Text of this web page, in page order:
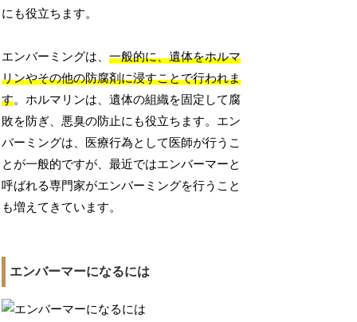
にも役立ちます。
エンバーミングは、一般的に、遺体をホルマ
リンやその他の防腐剤に浸すことで行われま
す。ホルマリンは、遺体の組織を固定して腐
敗を防ぎ、悪臭の防止にも役立ちます。エン
バーミングは、医療行為として医師が行うこ
とが一般的ですが、最近ではエンバーマーと
呼ばれる専門家がエンバーミングを行うこと
も増えてきています。
エンバーマーになるには